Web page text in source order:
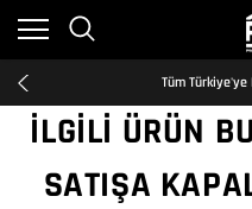
Kredi
2500₺ ve
Tüm Türkiye'ye
Kredi
2500₺ ve
Kredi
İLGILI ÜRÜN
SATIŞA